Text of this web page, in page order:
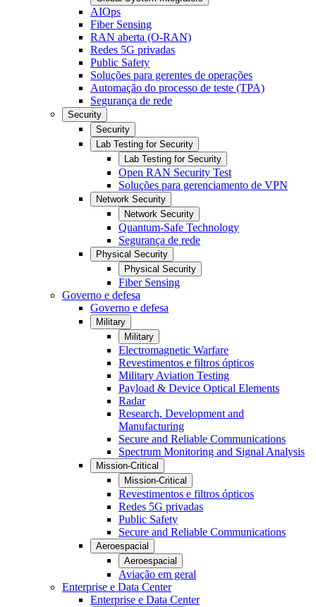
AIOps
Fiber Sensing
RAN aberta (O-RAN)
Redes 5G privadas
Public Safety
Soluções para gerentes de operações
Automação do processo de teste (TPA)
Segurança de rede
Security
Security
Lab Testing for Security
Lab Testing for Security
Open RAN Security Test
Soluções para gerenciamento de VPN
Network Security
Network Security
Quantum-Safe Technology
Segurança de rede
Physical Security
Physical Security
Fiber Sensing
Governo e defesa
Governo e defesa
Military
Military
Electromagnetic Warfare
Revestimentos e filtros ópticos
Military Aviation Testing
Payload & Device Optical Elements
Radar
Research, Development and
Manufacturing
Secure and Reliable Communications
Spectrum Monitoring and Signal Analysis
Mission-Critical
Mission-Critical
Revestimentos e filtros ópticos
Redes 5G privadas
Public Safety
Secure and Reliable Communications
Aeroespacial
Aeroespacial
Aviação em geral
Enterprise e Data Center
Enterprise e Data Center